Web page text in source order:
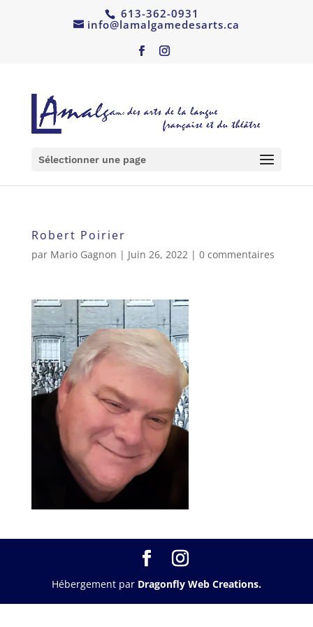
613-362-0931
info@lamalgamedesarts.ca
Sélectionner une page
Robert Poirier
par Mario Gagnon | Juin 26, 2022| 0 commentaires
Hébergement par Dragonfly Web Creations.